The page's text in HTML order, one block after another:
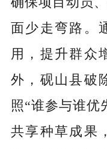
面少走弯路。
用，提升群众
外，砚山县破
照“谁参与谁优
共享种草成果